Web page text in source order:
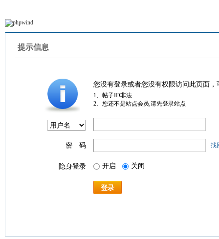
提示信息
您没有登录或者您没有权限访问此页面
1、帖子ID非法
2、您还不是站点会员,请先登录站点
密 码 找
隐身登录 开启 关闭
登录